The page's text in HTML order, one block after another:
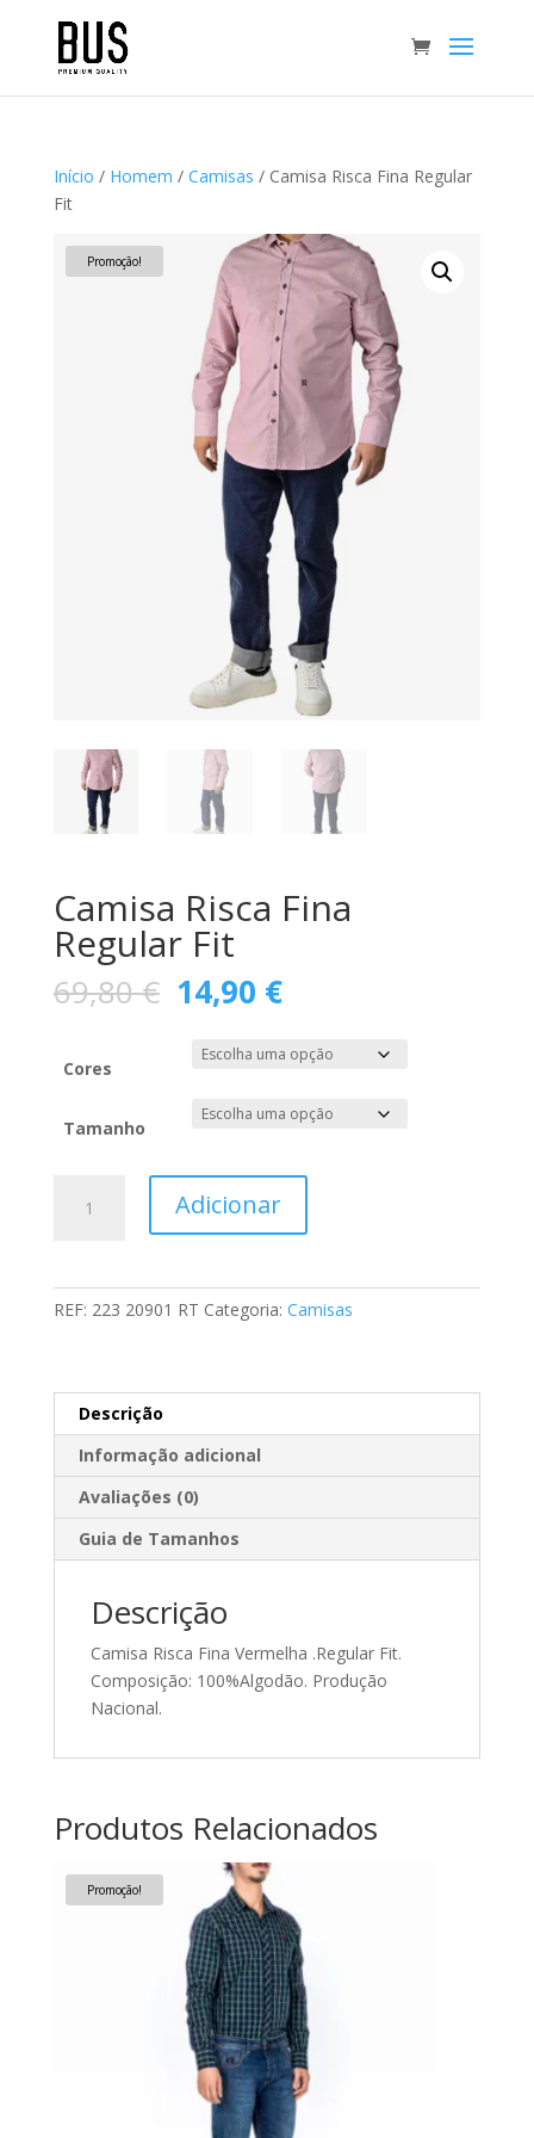
Início / Homem / Camisas / Camisa Risca Fina Regular
Fit
Promoção!
Camisa Risca Fina
Regular Fit
69,80€ O
preço
original
era:
69,80 €.
14,90 €O
preço
atual
é:
14,90 €.
Cores
Tamanho
Adicionar
REF: 223 20901 RT Categoria: Camisas
Descrição
Informação adicional
Avaliações (0)
Guia de Tamanhos
Descrição
Camisa Risca Fina Vermelha .Regular Fit.
Composição: 100%Algodão. Produção
Nacional.
Produtos Relacionados
Promoção!